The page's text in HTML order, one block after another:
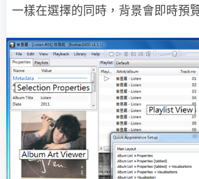
一樣在選擇的同時，背景會即時預